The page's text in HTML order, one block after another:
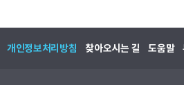
개인정보처리방침 찾아오시는 길 도움말